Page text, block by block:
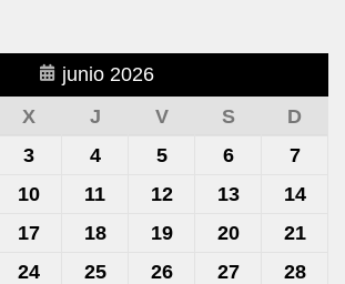
junio 2026
X J V S
D
3 4 5 6
7
10 11 12 13
14
17 18 19 20
21
24 25 26 27
28